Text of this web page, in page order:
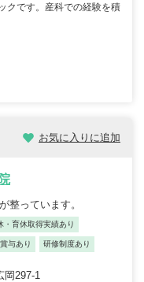
クです。産科での経験を積
お気に入りに追加
っています。
・育休取得実績あり
与あり 研修制度あり
岡297-1